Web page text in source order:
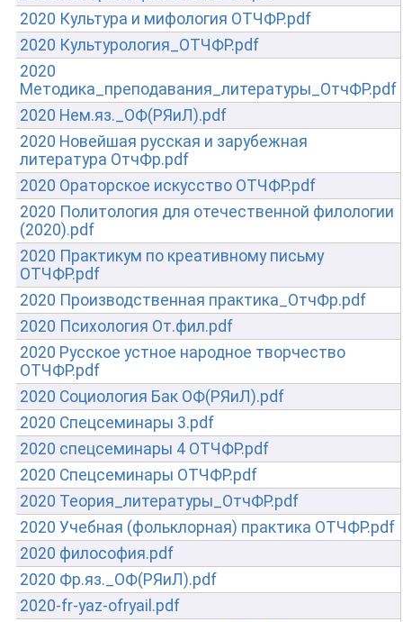
2020 Культура и мифология ОТЧФР.pdf
2020 Культурология_ОТЧФР.pdf
2020
Методика_преподавания_литературы_ОтчФР.pdf
2020 Нем.яз._ОФ(РЯиЛ).pdf
2020 Новейшая русская и зарубежная
литература ОтчФр.pdf
2020 Ораторское искусство ОТЧФР.pdf
2020 Политология для отечественной филологии
(2020).pdf
2020 Практикум по креативному письму
ОТЧФР.pdf
2020 Производственная практика_ОтчФр.pdf
2020 Психология От.фил.pdf
2020 Русское устное народное творчество
ОТЧФР.pdf
2020 Социология Бак ОФ(РЯиЛ).pdf
2020 Спецсеминары 3.pdf
2020 спецсеминары 4 ОТЧФР.pdf
2020 Спецсеминары ОТЧФР.pdf
2020 Теория_литературы_ОтчФР.pdf
2020 Учебная (фольклорная) практика ОТЧФР.pdf
2020 философия.pdf
2020 Фр.яз._ОФ(РЯиЛ).pdf
2020-fr-yaz-ofryail.pdf